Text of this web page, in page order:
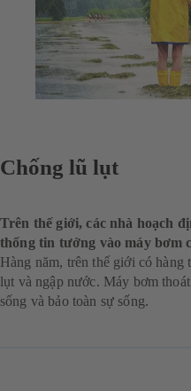
Chống lũ lụt
Trên thế giới, các nhà hoạch
thống tin tưởng vào máy bơm
Hàng năm, trên thế giới có
lụt và ngập nước. Máy bơm
sống và bảo toàn sự sống.